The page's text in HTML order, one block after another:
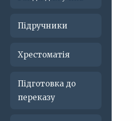
Підручники
Хрестоматія
Підготовка до
переказу